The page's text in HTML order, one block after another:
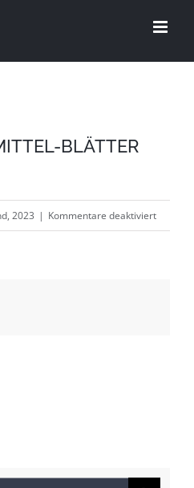
BLÄTTER
2023 | Kommentare deaktiviertfür